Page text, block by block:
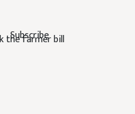
Subscribe
the farmer bill